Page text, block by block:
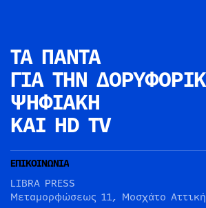
ΤΑ ΠΑΝΤΑ
ΓΙΑ ΤΗΝ
ΨΗΦΙΑΚΗ
ΚΑΙ HD TV
ΕΠΙΚΟΙΝΩΝΙΑ
LIBRA PRESS
Μεταμορφώσεως 11, Μοσχάτο